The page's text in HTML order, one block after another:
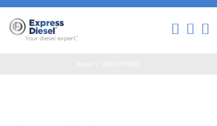
Skip
content